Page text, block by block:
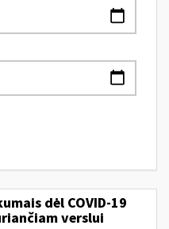
dėl COVID-19
verslui